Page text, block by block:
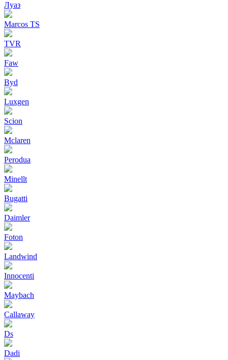
Луаз
Marcos TS
TVR
Faw
Byd
Luxgen
Scion
Mclaren
Perodua
Minellt
Bugatti
Daimler
Foton
Landwind
Innocenti
Maybach
Callaway
Ds
Dadi